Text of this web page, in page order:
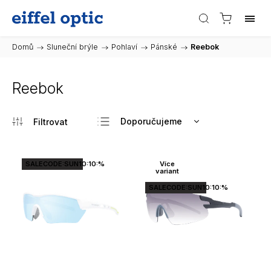
Domů / Sluneční brýle / Pohlaví / Pánské / Reebok
Reebok
Doporučujeme
Nejdražší
Abecedně
SALECODE:SUN10:10:%
Více
variant
SALECODE:SUN10:10:%